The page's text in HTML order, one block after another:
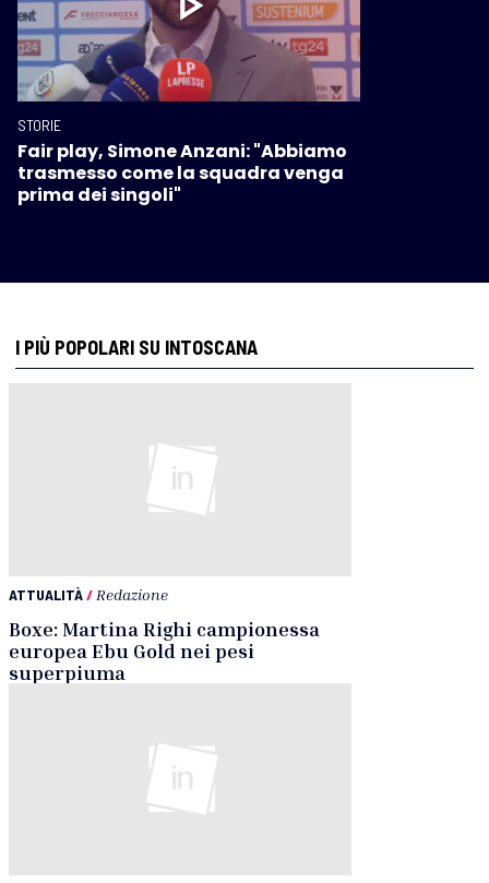
STORIE
Fair play, Simone Anzani: "Abbiamo
trasmesso come la squadra venga
prima dei singoli"
I PIÙ POPOLARI SU INTOSCANA
ATTUALITÀ/ Redazione
Boxe: Martina Righi campionessa
europea Ebu Gold nei pesi
superpiuma